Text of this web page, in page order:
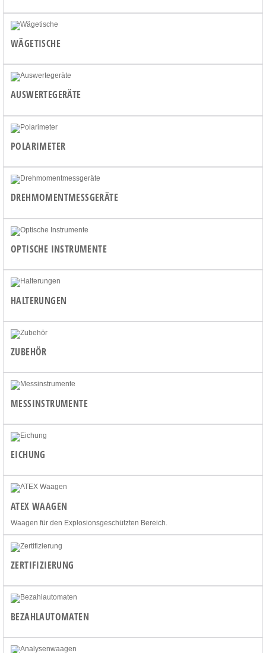
WÄGETISCHE
AUSWERTEGERÄTE
POLARIMETER
DREHMOMENTMESSGERÄTE
OPTISCHE INSTRUMENTE
HALTERUNGEN
ZUBEHÖR
MESSINSTRUMENTE
EICHUNG
ATEX WAAGEN
Waagen für den Explosionsgeschützten Bereich.
ZERTIFIZIERUNG
BEZAHLAUTOMATEN